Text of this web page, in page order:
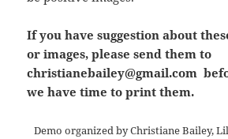
If you have suggestion about
or images, please send them to
christianebailey@gmail.com
we have time to print them.
Demo organized by Christiane Bailey,